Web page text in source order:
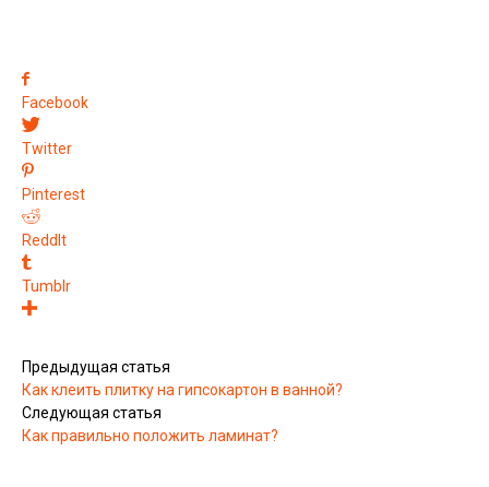
Facebook
Twitter
Pinterest
ReddIt
Tumblr
Предыдущая статья
Как клеить плитку на гипсокартон в ванной?
Следующая статья
Как правильно положить ламинат?